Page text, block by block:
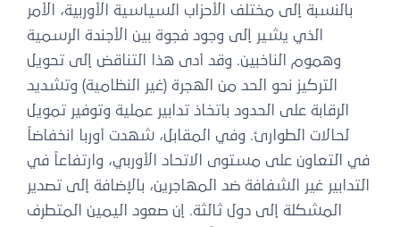
بالنسبة إلى مختلف الأحزاب السياسية الأوربية، الأمر
الذي يشير إلى وجود فجوة بين الأجندة الرسمية
وهموم الناخبين. وقد أدى هذا التناقض إلى تحويل
التركيز نحو الحد من الهجرة (غير النظامية) وتشديد
الرقابة على الحدود باتخاذ تدابير عملية وتوفير تمويل
لحالات الطوارئ. وفي المقابل، شهدت أوربا انخفاضاً
في التعاون على مستوى الاتحاد الأوربي، وارتفاعاً في
التدابير غير الشفافة ضد المهاجرين، بالإضافة إلى تصدير
المشكلة إلى دول ثالثة. إن صعود اليمين المتطرف